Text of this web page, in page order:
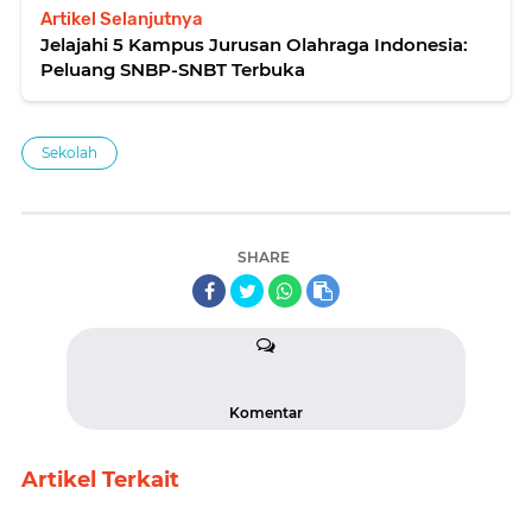
Artikel Selanjutnya
Jelajahi 5 Kampus Jurusan Olahraga Indonesia:
Peluang SNBP-SNBT Terbuka
Sekolah
SHARE
Komentar
Artikel Terkait